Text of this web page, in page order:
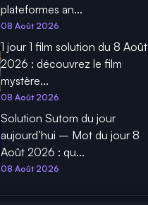
plateformes an...
08 Août 2026
1 jour 1 film solution du 8 Août
2026 : découvrez le film
mystère...
08 Août 2026
Solution Sutom du jour
aujourd’hui – Mot du jour 8
Août 2026 : qu...
08 Août 2026